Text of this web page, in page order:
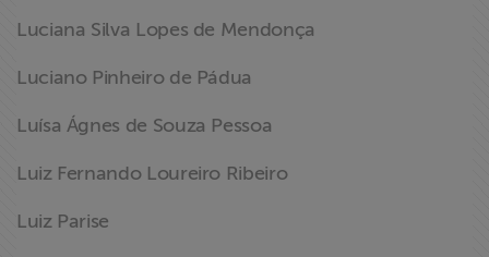
Luciana Silva Lopes de Mendonça
Luciano Pinheiro de Pádua
Luísa Ágnes de Souza Pessoa
Luiz Fernando Loureiro Ribeiro
Luiz Parise